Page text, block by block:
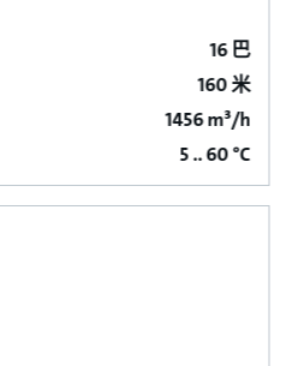
16 巴
160 米
1456 m³/h
5 .. 60 °C